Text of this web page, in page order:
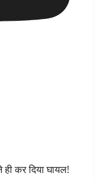
कर दिया घायल!